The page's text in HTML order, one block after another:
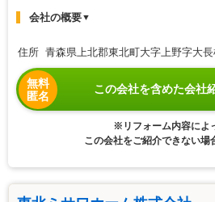
会社の概要▼
住所 青森県上北郡東北町大字上野字大長
無料
匿名
この会社を含めた会社
※リフォーム内容によ
この会社をご紹介できない場